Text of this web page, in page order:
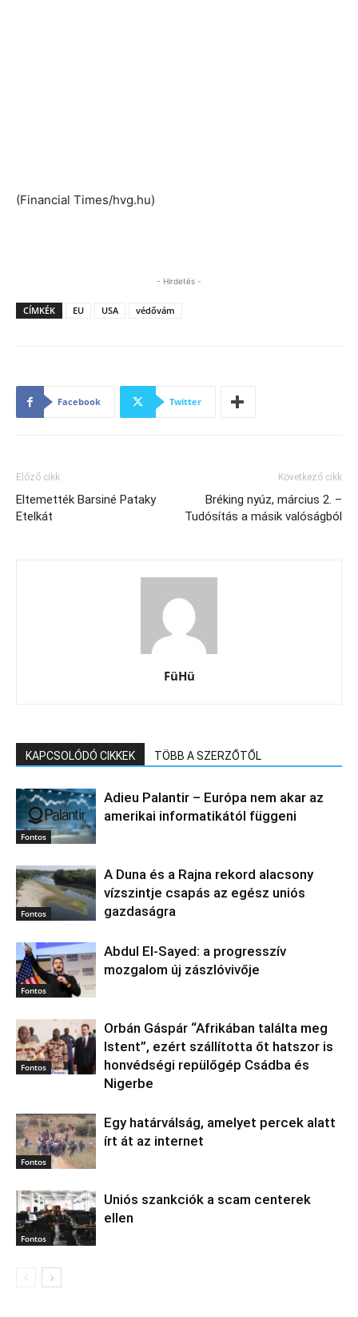
(Financial Times/hvg.hu)
- Hirdetés -
CÍMKÉK EU USA védővám
Facebook Twitter
Előző cikk
Eltemették Barsiné Pataky
Etelkát
Következő cikk
Bréking nyúz, március 2. –
Tudósítás a másik valóságból
FüHü
KAPCSOLÓDÓ CIKKEK TÖBB A SZERZŐTŐL
Fontos
Adieu Palantir – Európa nem akar az
amerikai informatikától függeni
Fontos
A Duna és a Rajna rekord alacsony
vízszintje csapás az egész uniós
gazdaságra
Fontos
Abdul El‑Sayed: a progresszív
mozgalom új zászlóvivője
Fontos
Orbán Gáspár “Afrikában találta meg
Istent”, ezért szállította őt hatszor is
honvédségi repülőgép Csádba és
Nigerbe
Fontos
Egy határválság, amelyet percek alatt
írt át az internet
Fontos
Uniós szankciók a scam centerek
ellen